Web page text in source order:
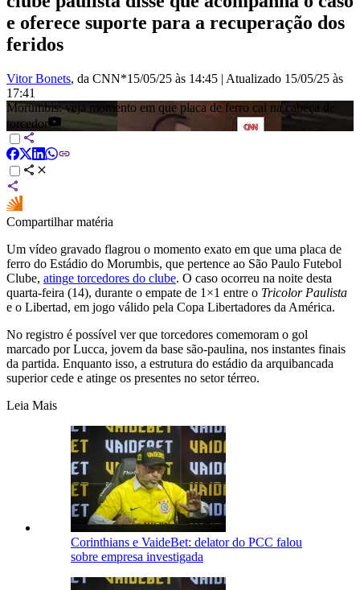
e oferece suporte para a recuperação dos
feridos
Vitor Bonets, da CNN*15/05/25 às 14:45 | Atualizado 15/05/25 às
17:41
Morumbis: veja momento em que placa de ferro cai na cabeça de
torcedor
Compartilhar matéria
Um vídeo gravado flagrou o momento exato em que uma placa de
ferro do Estádio do Morumbis, que pertence ao São Paulo Futebol
Clube, atinge torcedores do clube. O caso ocorreu na noite desta
quarta-feira (14), durante o empate de 1×1 entre o Tricolor Paulista
e o Libertad, em jogo válido pela Copa Libertadores da América.
No registro é possível ver que torcedores comemoram o gol
marcado por Lucca, jovem da base são-paulina, nos instantes finais
da partida. Enquanto isso, a estrutura do estádio da arquibancada
superior cede e atinge os presentes no setor térreo.
Leia Mais
Corinthians e VaideBet: delator do PCC falou
sobre empresa investigada